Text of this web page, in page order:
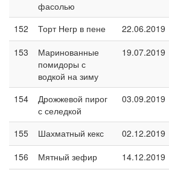
фасолью
152
Торт Негр в пене 22.06.2019
153
Маринованные
помидоры с
водкой на зиму
19.07.2019
154
Дрожжевой пирог
с селедкой
03.09.2019
155 Шахматный кекс 02.12.2019
156
Мятный зефир 14.12.2019